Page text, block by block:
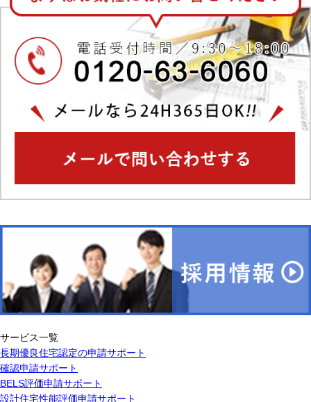
サービス一覧
長期優良住宅認定の申請サポート
確認申請サポート
BELS評価申請サポート
設計住宅性能評価申請サポート